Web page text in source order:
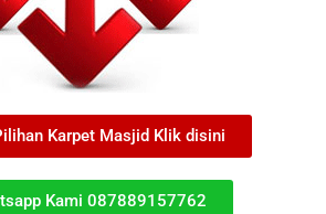
Karpet Masjid Klik disini
Kami 087889157762